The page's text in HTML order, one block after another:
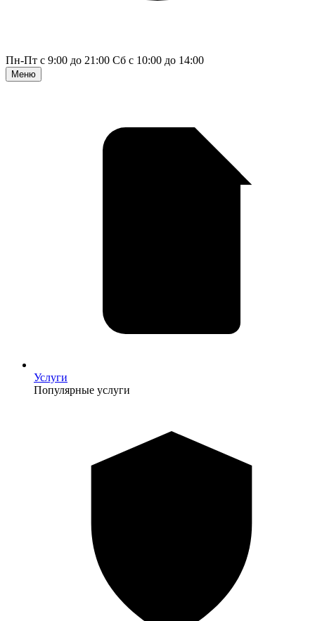
Пн-Пт с 9:00 до 21:00 Сб с 10:00 до 14:00
Меню
Услуги
Популярные услуги